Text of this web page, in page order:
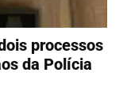
processos
da Polícia